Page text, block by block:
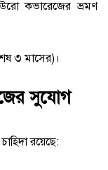
কভারেজের ভ্রমণ
৩ মাসের)।
সুযোগ
রয়েছে: